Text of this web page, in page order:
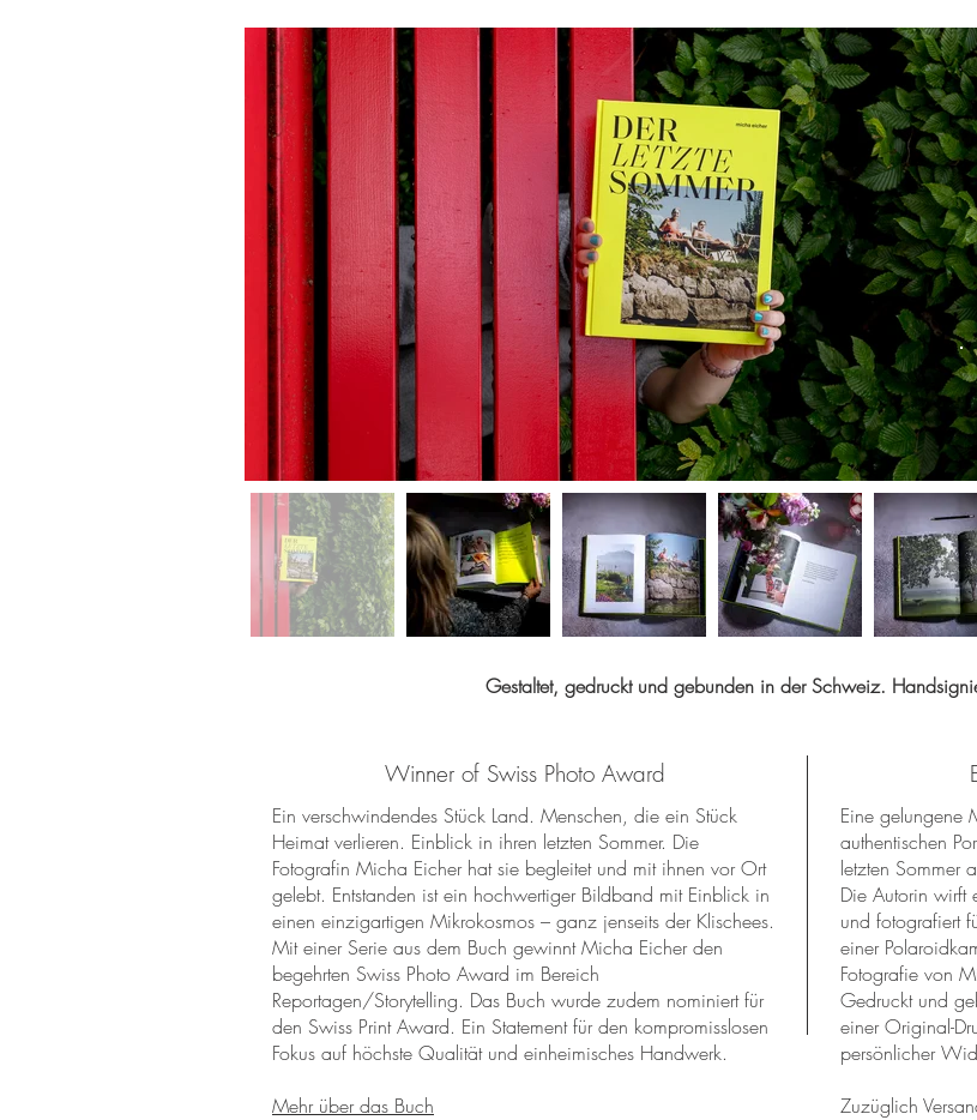
Gestaltet, gedruckt und gebunden in der Schweiz.
Winner of Swiss Photo Award
Ein verschwindendes Stück Land. Menschen, die ein Stück
Heimat verlieren. Einblick in ihren letzten Sommer. Die
Fotografin Micha Eicher hat sie begleitet und mit ihnen vor Ort
gelebt. Entstanden ist ein hochwertiger Bildband mit Einblick in
einen einzigartigen Mikrokosmos – ganz jenseits der Klischees.
Mit einer Serie aus dem Buch gewinnt Micha Eicher den
begehrten Swiss Photo Award im Bereich
Reportagen/Storytelling. Das Buch wurde zudem nominiert für
den Swiss Print Award. Ein Statement für den kompromisslosen
Fokus auf höchste Qualität und einheimisches Handwerk.
Mehr über das Buch
Eine gelungene
authentischen
letzten Sommer
Die Autorin wirft
und fotografiert
einer
Fotografie von
Gedruckt und
einer Original-
persönlicher
Zuzüglich